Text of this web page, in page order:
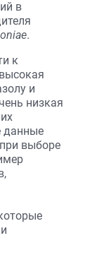
в
.
к
и
низкая
данные
выборе